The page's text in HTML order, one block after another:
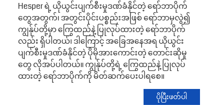
Hesper ရဲ့ ယိုယွင်းပျက်စီးမှုဒဏ်ခံနိုင်တဲ့ ရော်ဘာပိုက်
တွေအတွက်၊ အတွင်းပိုင်းပစ္စည်းအဖြစ် ရော်ဘာမှလွဲ၍
ကျွန်ုပ်တို့မှာ ကြွေထည်နဲ့ ပြုလုပ်ထားတဲ့ ရော်ဘာပိုက်
လည်း ရှိပါတယ်၊ ဒါကြောင့် အခြေအနေအရ ယိုယွင်း
ပျက်စီးမှုဒဏ်ခံနိုင်တဲ့ ပိုမိုအားကောင်းတဲ့ တောင်းဆိုမှု
တွေ လိုအပ်ပါတယ်။ ကျွန်ုပ်တို့ရဲ့ ကြွေထည်နဲ့ ပြုလုပ်
ထားတဲ့ ရော်ဘာပိုက်ကို မိတ်ဆက်ပေးပါရစေ။
ပိုပြီးဖတ်ပါ